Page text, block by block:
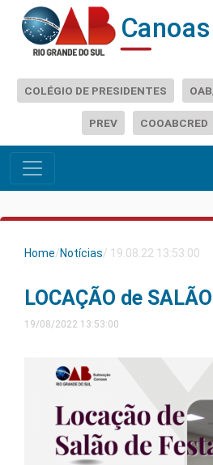
Canoas
COLÉGIO DE PRESIDENTES
PREV COOABCRED
Home/Notícias/ 19.08.22 13:53:00
LOCAÇÃO de
19/08/2022 13:53:00